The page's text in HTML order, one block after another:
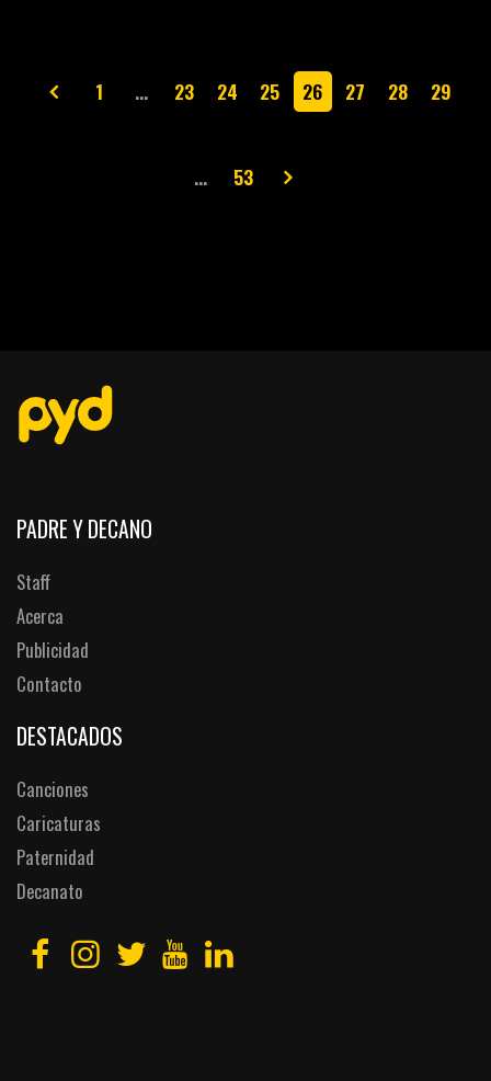
1 … 23 24 25 26 27 28 29
… 53
PADRE Y DECANO
Staff
Acerca
Publicidad
Contacto
DESTACADOS
Canciones
Caricaturas
Paternidad
Decanato